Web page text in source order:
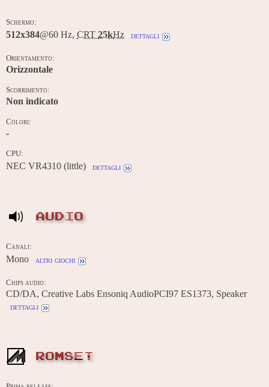
Schermo:
512x384@60 Hz, CRT 25kHz dettagli
Orientamento:
Orizzontale
Scorrimento:
Non indicato
Colori:
-
CPU:
NEC VR4310 (little) dettagli
AUDIO
Canali:
Mono altri giochi
Chips audio:
CD/DA, Creative Labs Ensoniq AudioPCI97 ES1373, Speaker
dettagli
ROMSET